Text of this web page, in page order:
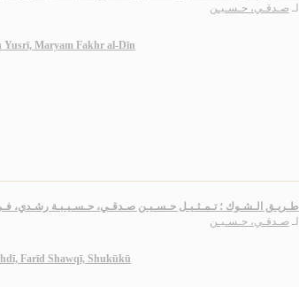
لـ صـدقـي، حـسـيـن
Maryam Fakhr al-Dīn
طـريـق الـشـوك ؛ تـمـثـيـل حـسـيـن صـدقـي، حـسـيـبـة رشـدي،
لـ صـدقـي، حـسـيـن
Farīd Shawqī, Shukūkū